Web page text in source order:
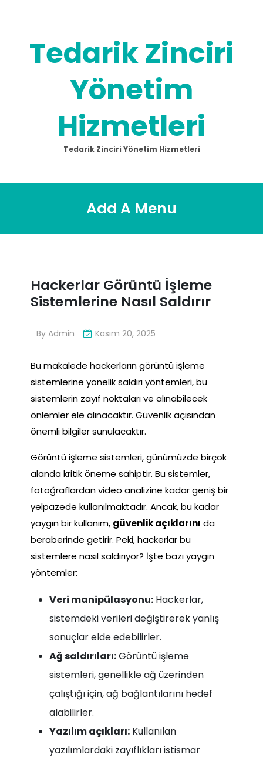
Tedarik Zinciri
Yönetim
Hizmetleri
Tedarik Zinciri Yönetim Hizmetleri
Add A Menu
Hackerlar Görüntü İşleme
Sistemlerine Nasıl Saldırır
By Admin Kasım 20, 2025
Bu makalede hackerların görüntü işleme
sistemlerine yönelik saldırı yöntemleri, bu
sistemlerin zayıf noktaları ve alınabilecek
önlemler ele alınacaktır. Güvenlik açısından
önemli bilgiler sunulacaktır.
Görüntü işleme sistemleri, günümüzde birçok
alanda kritik öneme sahiptir. Bu sistemler,
fotoğraflardan video analizine kadar geniş bir
yelpazede kullanılmaktadır. Ancak, bu kadar
yaygın bir kullanım, güvenlik açıklarını da
beraberinde getirir. Peki, hackerlar bu
sistemlere nasıl saldırıyor? İşte bazı yaygın
yöntemler:
Veri manipülasyonu: Hackerlar,
sistemdeki verileri değiştirerek yanlış
sonuçlar elde edebilirler.
Ağ saldırıları:Görüntü işleme
sistemleri, genellikle ağ üzerinden
çalıştığı için, ağ bağlantılarını hedef
alabilirler.
Yazılım açıkları: Kullanılan
yazılımlardaki zayıflıkları istismar